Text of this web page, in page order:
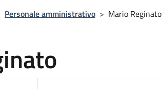
Personale amministrativo > Mario Reginato